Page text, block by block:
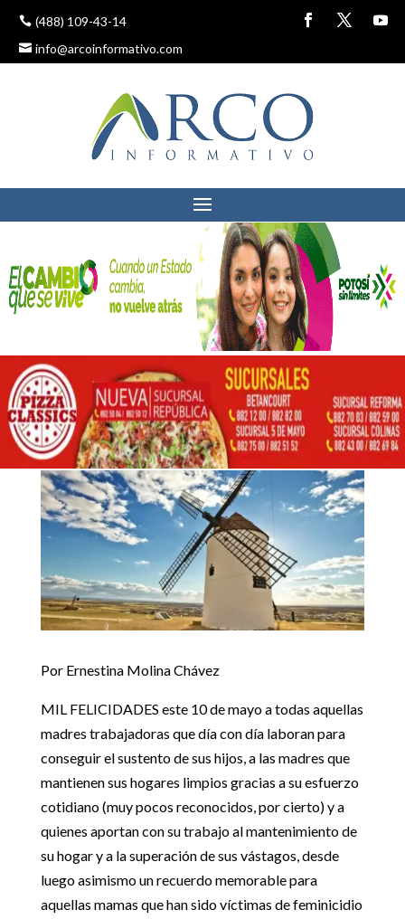
(488) 109-43-14
info@arcoinformativo.com
 Inicio 5 Artículos de opinión 5 MOLINOS DE VIENTO
MOLINOS DE VIENTO
Artículos de opinión
10 mayo, 2022
Por Ernestina Molina Chávez
MIL FELICIDADES este 10 de mayo a todas aquellas
madres trabajadoras que día con día laboran para
conseguir el sustento de sus hijos, a las madres que
mantienen sus hogares limpios gracias a su esfuerzo
cotidiano (muy pocos reconocidos, por cierto) y a
quienes aportan con su trabajo al mantenimiento de
su hogar y a la superación de sus vástagos, desde
luego asimismo un recuerdo memorable para
aquellas mamas que han sido víctimas de feminicidio